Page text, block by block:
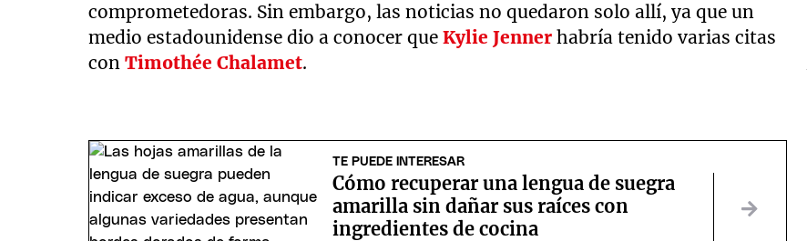
comprometedoras. Sin embargo, las noticias no quedaron solo allí, ya que un
medio estadounidense dio a conocer queKylie Jenner habría tenido varias citas
conTimothée Chalamet.
TE PUEDE INTERESAR
Cómo recuperar una lengua de suegra
amarilla sin dañar sus raíces con
ingredientes de cocina